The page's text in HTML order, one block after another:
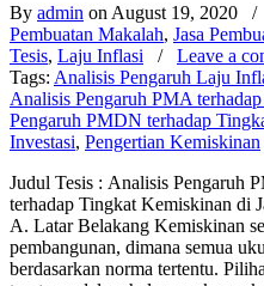
By admin on August 19, 2020 /
Pembuatan Makalah, Jasa
Tesis, Laju Inflasi / Leave a
Tags: Analisis Pengaruh Laju
Analisis Pengaruh PMA
Pengaruh PMDN terhadap
Investasi, Pengertian Kemiskinan
Judul Tesis : Analisis Pengaruh
terhadap Tingkat Kemiskinan di
A. Latar Belakang Kemiskinan
pembangunan, dimana semua
berdasarkan norma tertentu.